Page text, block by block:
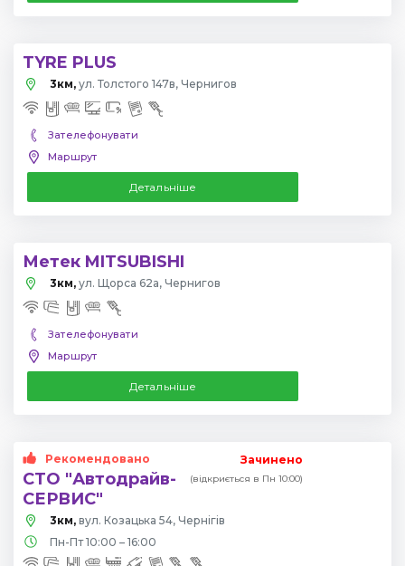
TYRE PLUS
3км, ул. Толстого 147в, Чернигов
Зателефонувати
Маршрут
Детальніше
Метек MITSUBISHI
3км, ул. Щорса 62а, Чернигов
Зателефонувати
Маршрут
Детальніше
Рекомендовано
СТО "Автодрайв-
СЕРВИС"
Зачинено
(відкриється в Пн 10:00)
3км, вул. Козацька 54, Чернігів
Пн-Пт 10:00 – 16:00